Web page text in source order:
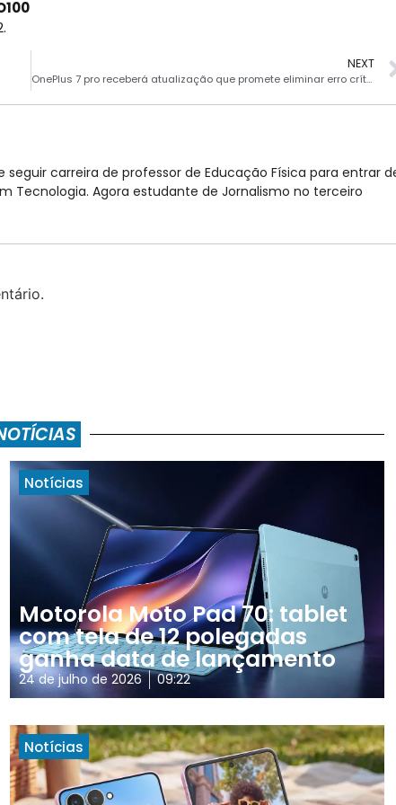
NEXT
OnePlus 7 pro receberá atualização que promete eliminar erro crítico
seguir carreira de professor de Educação Física para entrar
Tecnologia. Agora estudante de Jornalismo no terceiro
Notícias
Motorola Moto Pad 70: tablet
com tela de 12 polegadas
ganha data de lançamento
24 de julho de 2026 09:22
Notícias